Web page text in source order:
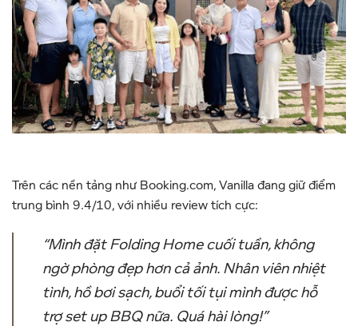
Trên các nền tảng như Booking.com, Vanilla đang giữ điểm
trung bình 9.4/10, với nhiều review tích cực:
“Mình đặt Folding Home cuối tuần, không
ngờ phòng đẹp hơn cả ảnh. Nhân viên nhiệt
tình, hồ bơi sạch, buổi tối tụi mình được hỗ
trợ set up BBQ nữa. Quá hài lòng!”